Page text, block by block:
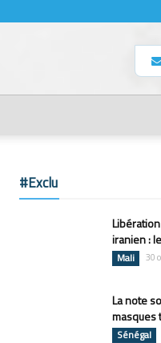
#Exclu
iranien :
Mali 30
La note
masques
Sénégal